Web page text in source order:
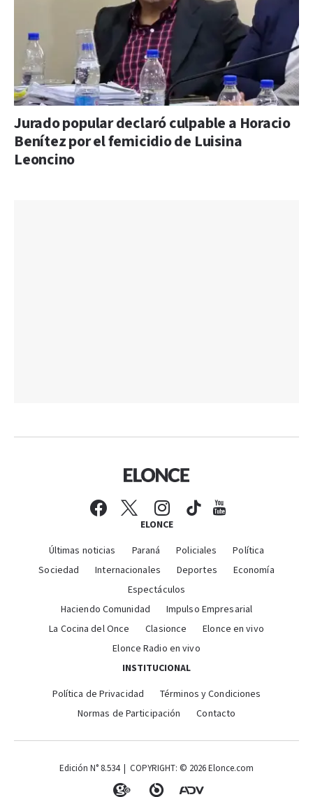
Jurado popular declaró culpable a Horacio
Benítez por el femicidio de Luisina
Leoncino
ELONCE
Últimas noticias Paraná Policiales
Política
Sociedad
Internacionales Deportes
Economía
Espectáculos
Haciendo Comunidad
Impulso Empresarial
La Cocina del Once
Clasionce
Elonce en vivo
Elonce Radio en vivo
INSTITUCIONAL
Política de Privacidad
Términos y Condiciones
Normas de Participación
Contacto
Edición N° 8.534 | COPYRIGHT: © 2026 Elonce.com